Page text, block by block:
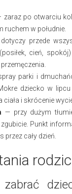
zaraz po otwarciu
ruchem w południe.
przede
cień,
parki i
dziecko w
i skrócenie
— przy dużym
Punkt
przez cały dzień.